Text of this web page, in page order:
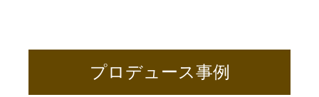
プロデュース事例